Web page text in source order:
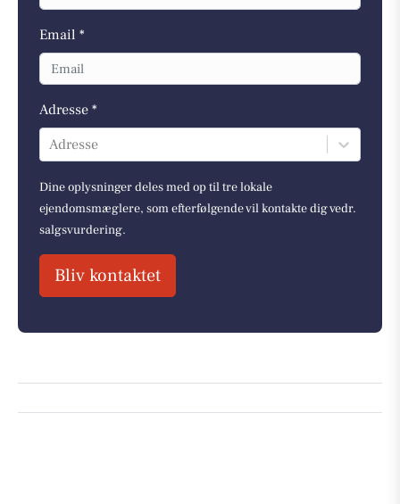
Email *
Adresse *
Adresse
Dine oplysninger deles med op til tre lokale
ejendomsmæglere, som efterfølgende vil kontakte dig vedr.
salgsvurdering.
Bliv kontaktet